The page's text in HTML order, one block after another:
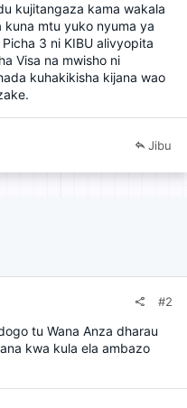
kujitangaza kama wakala
kuna mtu yuko nyuma ya
3 ni KIBU alivyopita
Visa na mwisho ni
kuhakikisha kijana wao
Jibu
#2
tu Wana Anza dharau
kwa kula ela ambazo